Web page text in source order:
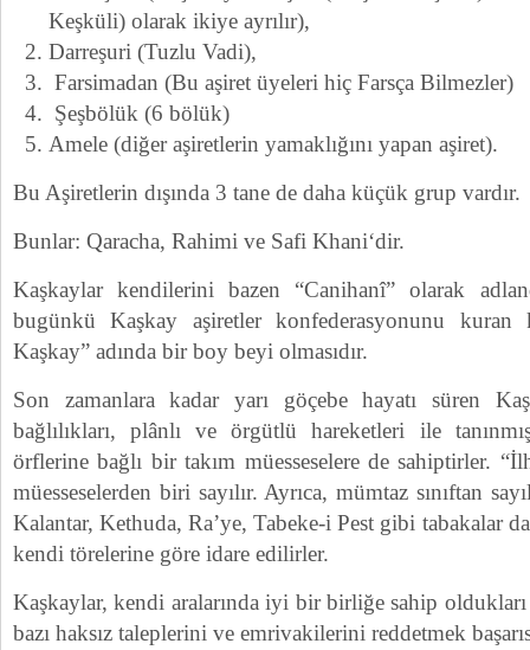
Keşküli) olarak ikiye ayrılır),
Darreşuri (Tuzlu Vadi),
Farsimadan (Bu aşiret üyeleri hiç Farsça Bilmezler)
Şeşbölük (6 bölük)
Amele (diğer aşiretlerin yamaklığını yapan aşiret).
Bu Aşiretlerin dışında 3 tane de daha küçük grup vardır.
Bunlar: Qaracha, Rahimi ve Safi Khani‘dir.
Kaşkaylar kendilerini bazen “Canihanî” olarak
bugünkü Kaşkay aşiretler konfederasyonunu
Kaşkay” adında bir boy beyi olmasıdır.
Son zamanlara kadar yarı göçebe hayatı süren
bağlılıkları, plânlı ve örgütlü hareketleri ile
örflerine bağlı bir takım müesseselere de sahiptirler.
müesseselerden biri sayılır. Ayrıca, mümtaz sınıftan
Kalantar, Kethuda, Ra’ye, Tabeke-i Pest gibi tabakalar
kendi törelerine göre idare edilirler.
Kaşkaylar, kendi aralarında iyi bir birliğe sahip
bazı haksız taleplerini ve emrivakilerini reddetmek